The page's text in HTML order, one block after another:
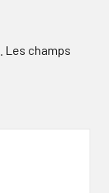
Les champs